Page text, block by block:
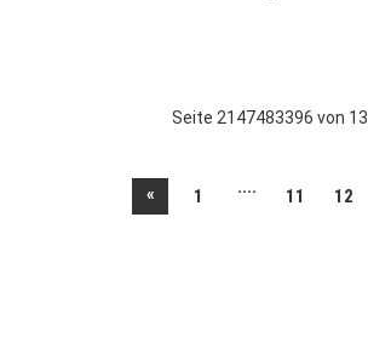
Seite 2147483396 von 13.
« 1 .... 11 12